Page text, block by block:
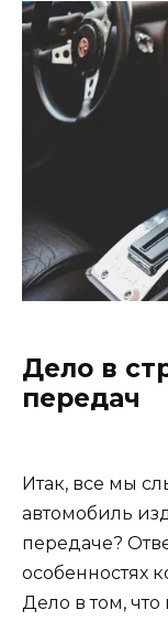
Дело в
передач
Итак, все мы
автомобиль
передаче?
особенностях
Дело в том,